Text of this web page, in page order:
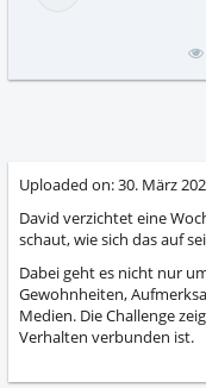
Uploaded on:30. März
David verzichtet eine
schaut, wie sich das auf
Dabei geht es nicht nur
Gewohnheiten,
Medien. Die Challenge
Verhalten verbunden ist.